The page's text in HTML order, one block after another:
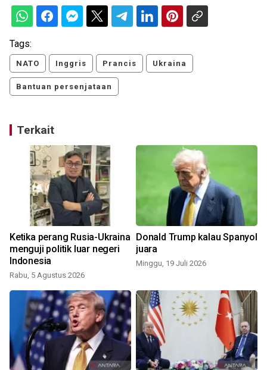
Tags:
NATO Inggris Prancis Ukraina
Bantuan persenjataan
Terkait
Ketika perang Rusia-Ukraina
menguji politik luar negeri
Indonesia
Rabu, 5 Agustus 2026
Donald Trump kalau Spanyol
juara
Minggu, 19 Juli 2026